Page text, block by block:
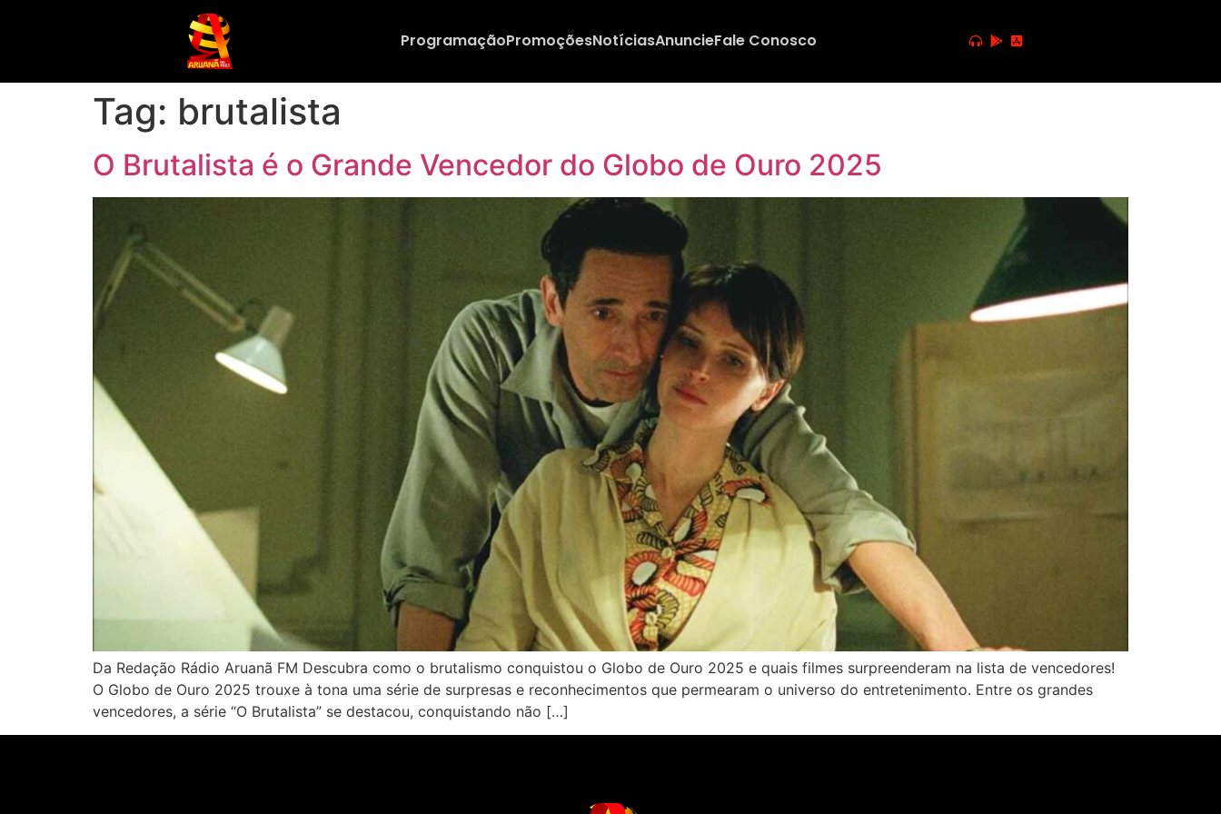
ProgramaçãoPromoçõesNotíciasAnuncieFale Conosco
Tag: brutalista
O Brutalista é o Grande Vencedor do Globo de Ouro 2025
Da Redação Rádio Aruanã FM Descubra como o brutalismo conquistou o Globo de Ouro 2025 e quais filmes surpreenderam na lista de vencedores!
O Globo de Ouro 2025 trouxe à tona uma série de surpresas e reconhecimentos que permearam o universo do entretenimento. Entre os grandes
vencedores, a série “O Brutalista” se destacou, conquistando não […]